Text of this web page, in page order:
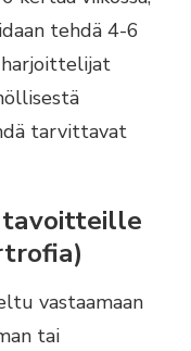
tehdä 4-6
harjoittelijat
tarvittavat
tavoitteille
vastaamaan
tai